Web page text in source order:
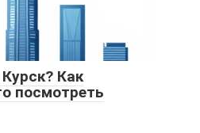
Как
посмотреть